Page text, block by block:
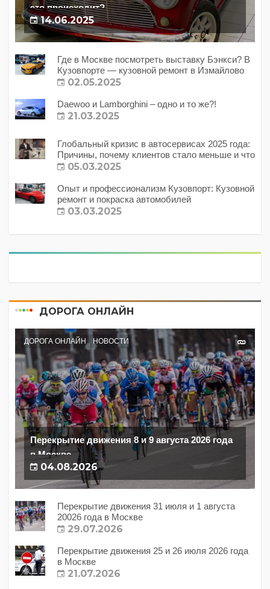
это происходит?
14.06.2025
Где в Москве посмотреть выставку Бэнкси? В
Кузовпорте — кузовной ремонт в Измайлово
02.05.2025
Daewoo и Lamborghini – одно и то же?!
21.03.2025
Глобальный кризис в автосервисах 2025 года:
Причины, почему клиентов стало меньше и что
с этим делать?
05.03.2025
Опыт и профессионализм Кузовпорт: Кузовной
ремонт и покраска автомобилей
03.03.2025
ДОРОГА ОНЛАЙН
ДОРОГА ОНЛАЙН НОВОСТИ
Перекрытие движения 8 и 9 августа 2026 года
в Москве
04.08.2026
Перекрытие движения 31 июля и 1 августа
20026 года в Москве
29.07.2026
Перекрытие движения 25 и 26 июля 2026 года
в Москве
21.07.2026